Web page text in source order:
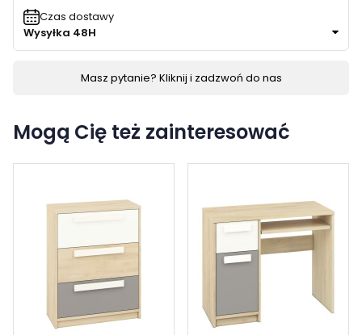
Czas dostawy
Wysyłka 48H
Masz pytanie? Kliknij i zadzwoń do nas
Mogą Cię też zainteresować